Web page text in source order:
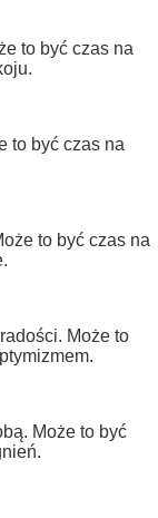
to być czas na
to być czas na
to być czas na
Może to
Może to być